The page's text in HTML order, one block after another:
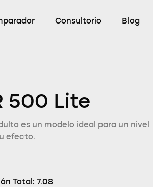
Consultorio Blog
500 Lite
es un modelo ideal para un nivel
efecto.
Total: 7.08